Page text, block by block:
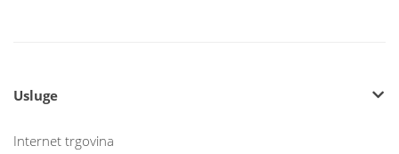
Usluge
Internet trgovina